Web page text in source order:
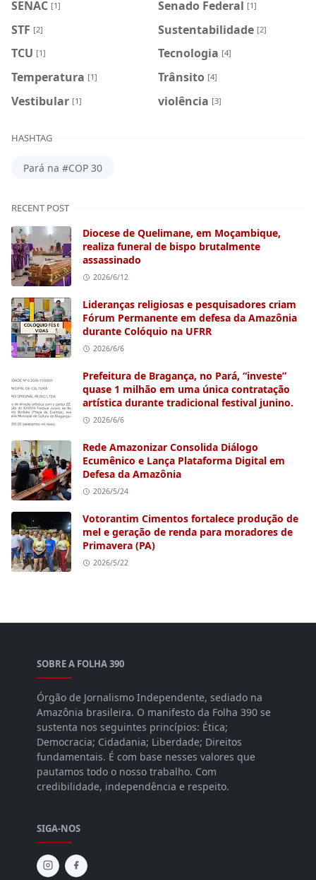
SENAC [1] Senado Federal [1]
STF [2] Sustentabilidade [2]
TCU [1] Tecnologia [4]
Temperatura [1] Trânsito [4]
Vestibular [1] violência [3]
HASHTAG
Pará na #COP 30
RECENT POST
Diocese de Quelimane, em Moçambique,
realiza funeral de bispo brutalmente
assassinado
2026/6/12
Lideranças religiosas e pesquisadores criam
Fórum Permanente em defesa da Amazônia
durante Colóquio na UFRR
2026/6/6
Prefeitura de Bragança, no Pará, “investe”
quase 1 milhão em uma única contratação
artística durante tradicional festival junino.
2026/6/6
Rede Amazonizar Consolida Diálogo
Ecumênico e Lança Plataforma Digital em
Defesa da Amazônia
2026/5/24
Votorantim Cimentos fortalece produção de
mel e geração de renda para moradores de
Primavera (PA)
2026/5/22
SOBRE A FOLHA 390
Órgão de Jornalismo Independente, sediado na
Amazônia brasileira. O manifesto da Folha 390 se
sustenta nos seguintes princípios: Ética;
Democracia; Cidadania; Liberdade; Direitos
fundamentais. É com base nesses valores que
pautamos todo o nosso trabalho. Com
credibilidade, independência e respeito.
SIGA-NOS